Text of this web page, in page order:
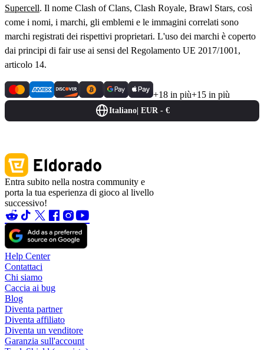
Supercell. Il nome Clash of Clans, Clash Royale, Brawl Stars, così
come i nomi, i marchi, gli emblemi e le immagini correlati sono
marchi registrati dei rispettivi proprietari. L'uso dei marchi è coperto
dai principi di fair use ai sensi del Regolamento UE 2017/1001,
articolo 14.
+18 in più+15 in più
Italiano| EUR - €
Entra subito nella nostra community e
porta la tua esperienza di gioco al livello
successivo!
Help Center
Contattaci
Chi siamo
Caccia ai bug
Blog
Diventa partner
Diventa affiliato
Diventa un venditore
Garanzia sull'account